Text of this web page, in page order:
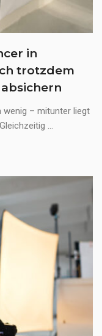
in
trotzdem
wenig – mitunter liegt
...